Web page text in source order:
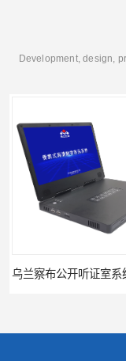
Development, design,
黄石公开听证室系统